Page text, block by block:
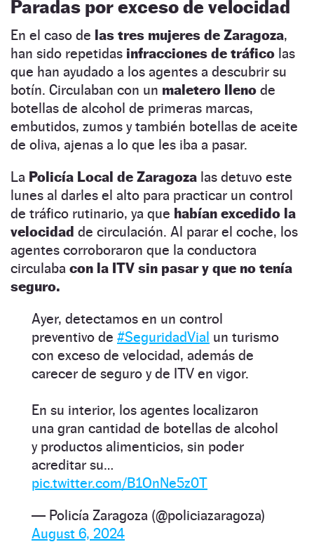
Paradas por exceso de velocidad
En el caso de las tres mujeres de Zaragoza,
han sido repetidas infracciones de tráfico las
que han ayudado a los agentes a descubrir su
botín. Circulaban con un maletero lleno de
botellas de alcohol de primeras marcas,
embutidos, zumos y también botellas de aceite
de oliva, ajenas a lo que les iba a pasar.
La Policía Local de Zaragoza las detuvo este
lunes al darles el alto para practicar un control
de tráfico rutinario, ya que habían excedido la
velocidad de circulación. Al parar el coche, los
agentes corroboraron que la conductora
circulaba con la ITV sin pasar y que no tenía
seguro.
Ayer, detectamos en un control
preventivo de #SeguridadVial un turismo
con exceso de velocidad, además de
carecer de seguro y de ITV en vigor.
En su interior, los agentes localizaron
una gran cantidad de botellas de alcohol
y productos alimenticios, sin poder
acreditar su…
pic.twitter.com/B1OnNe5z0T
— Policía Zaragoza (@policiazaragoza)
August 6, 2024